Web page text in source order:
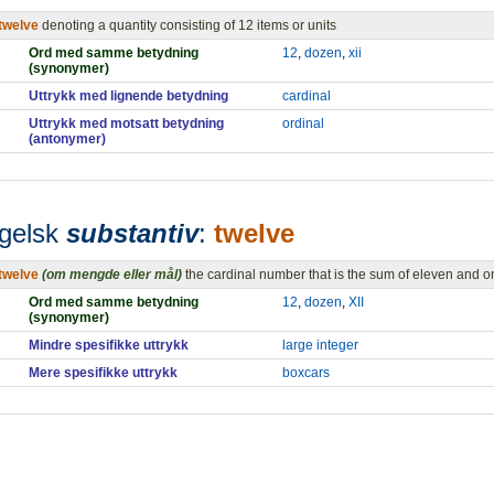
denoting a quantity consisting of 12 items or units
Ord med samme betydning
(synonymer)
12, dozen, xii
Uttrykk med lignende betydning
cardinal
Uttrykk med motsatt betydning
(antonymer)
ordinal
substantiv: twelve
(om mengde eller mål) the cardinal number that is the sum of eleven and
Ord med samme betydning
(synonymer)
12, dozen, XII
Mindre spesifikke uttrykk
large integer
Mere spesifikke uttrykk
boxcars